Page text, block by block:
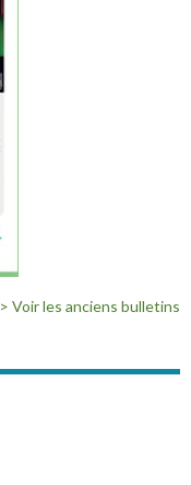
> Voir les anciens bulletins